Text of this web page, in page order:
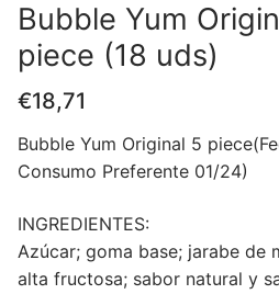
Bubble Yum
piece (18 uds)
€18,71
Bubble Yum Original 5
Consumo Preferente 01/24)
INGREDIENTES:
Azúcar; goma base; jarabe de
alta fructosa; sabor natural y